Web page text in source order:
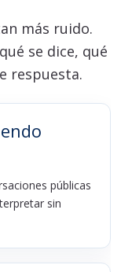
más ruido.
se dice, qué
respuesta.
públicas
sin